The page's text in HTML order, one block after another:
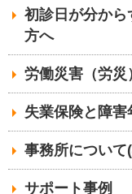
初診日が分から
方へ
労働災害（労
失業保険と障害
事務所について
サポート事例